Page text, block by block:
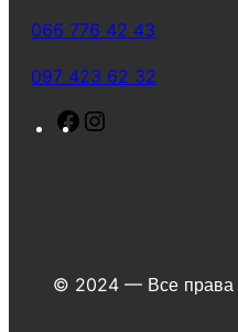
066 776 42 43
097 423 62 32
F
o
r
© 2024 — Все права